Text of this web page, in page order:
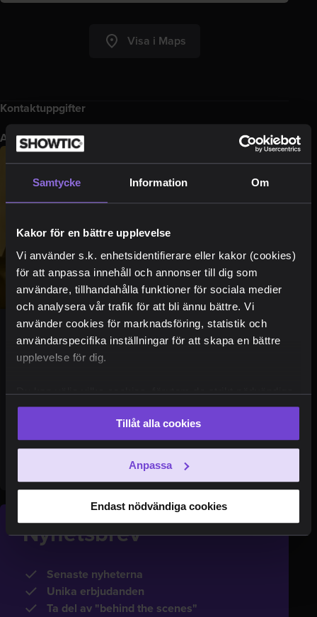
Samtycke Information Om
Kakor för en bättre upplevelse
Vi använder s.k. enhetsidentifierare eller kakor (cookies)
för att anpassa innehåll och annonser till dig som
användare, tillhandahålla funktioner för sociala medier
och analysera vår trafik för att bli ännu bättre. Vi
använder cookies för marknadsföring, statistik och
användarspecifika inställningar för att skapa en bättre
upplevelse för dig.
Du kan välja vilka cookies, förutom de strikt nödvändiga,
som du vill acceptera. Du kan också när som helst ändra
ditt val eller återkalla ditt samtycke genom att klicka på
den runda symbolen i skärmens nederkant.
Tillåt alla cookies
Anpassa
Endast nödvändiga cookies
Visa i Maps
Kontaktuppgifter
Adress
Stortorget 16, 37134 Karlskrona, null
Presentkort
pluspoängen! Showtics presentkort är den
perfekta gåvan.
Köp presentkort
Nyhetsbrev
Senaste nyheterna
Unika erbjudanden
Ta del av "behind the scenes"